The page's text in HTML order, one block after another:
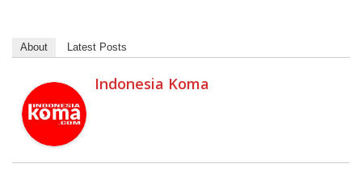
About Latest Posts
Indonesia Koma